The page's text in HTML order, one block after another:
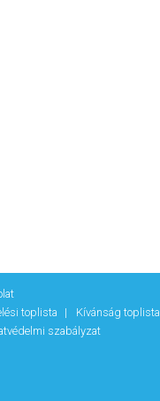
toplista Kívánság toplista
szabályzat